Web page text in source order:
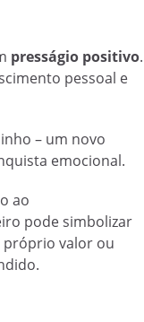
presságio positivo.
pessoal e
– um novo
emocional.
ao
pode simbolizar
próprio valor ou